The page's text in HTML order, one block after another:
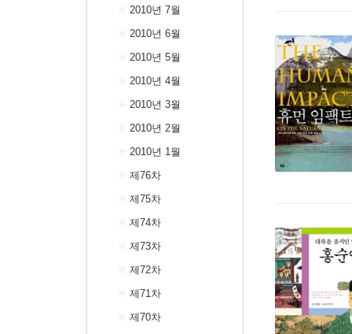
2010년 7월
2010년 6월
2010년 5월
2010년 4월
2010년 3월
2010년 2월
2010년 1월
제76차
제75차
제74차
제73차
제72차
제71차
제70차